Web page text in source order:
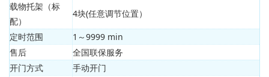
载物托架（标
配）
4块(任意调节位置）
定时范围
1～9999 min
售后
全国联保服务
开门方式
手动开门